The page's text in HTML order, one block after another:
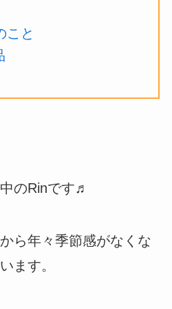
こと
のRinです♬
ら年々季節感がなくな
ます。